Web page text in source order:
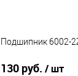
Подшипник 6002-
130 руб./ шт